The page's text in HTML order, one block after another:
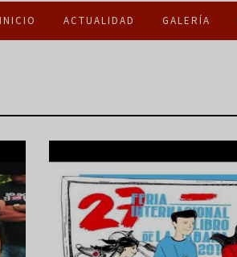
INICIO ACTUALIDAD GALERÍA